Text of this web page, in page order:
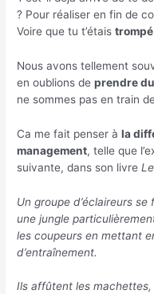
? Pour réaliser en fin de
Voire que tu t’étais
Nous avons tellement
en oublions deprendre
ne sommes pas en train
Ca me fait penser àla
management, telle que
suivante, dans son livre
Un groupe d’éclaireurs
une jungle
les coupeurs en mettant
d’entraînement.
Ils affûtent les